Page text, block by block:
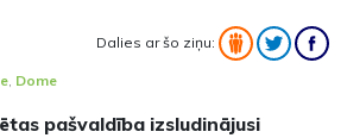
Dalies ar šo ziņu:
, Dome
pašvaldība izsludinājusi